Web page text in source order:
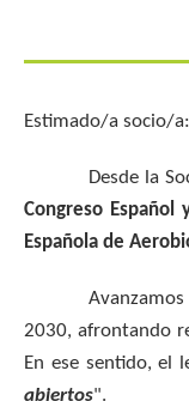
Estimado/a socio/a:
Desde la
Congreso Español
Española de
Avanzamos
2030, afrontando
En ese sentido, el
abiertos".